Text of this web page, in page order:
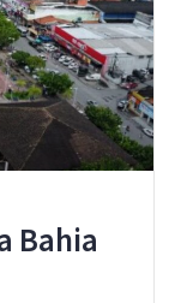
Bahia